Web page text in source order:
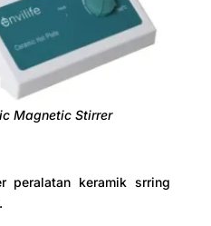
Magnetic Stirrer
peralatan keramik srring